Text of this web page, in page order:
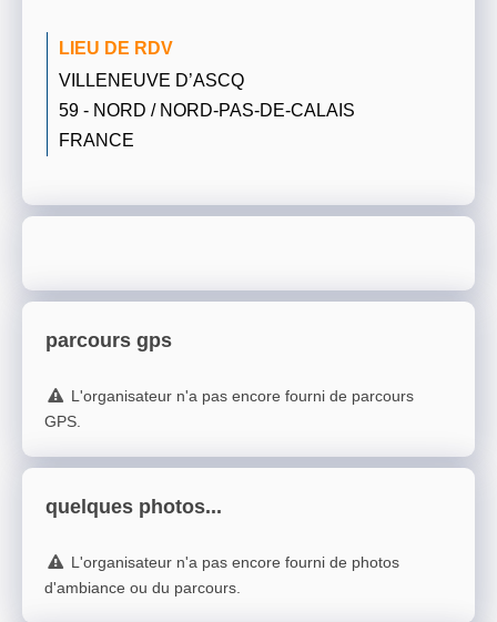
LIEU DE RDV
VILLENEUVE D’ASCQ
59 - NORD / NORD-PAS-DE-CALAIS
FRANCE
parcours gps
L'organisateur n'a pas encore fourni de parcours
GPS.
quelques photos...
L'organisateur n'a pas encore fourni de photos
d'ambiance ou du parcours.